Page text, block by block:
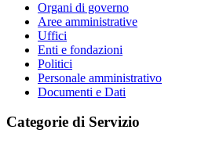
Organi di governo
Aree amministrative
Uffici
Enti e fondazioni
Politici
Personale amministrativo
Documenti e Dati
Categorie di Servizio